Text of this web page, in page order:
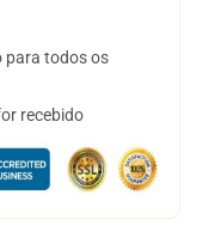
para todos os
recebido